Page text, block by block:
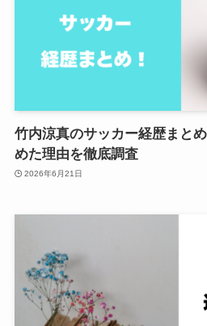
竹内涼真のサッカー経歴まと
めた理由を徹底調査
2026年6月21日